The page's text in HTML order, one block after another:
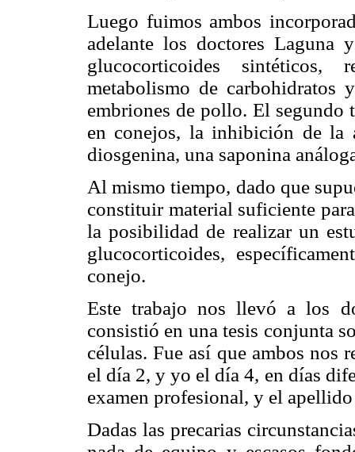
Luego fuimos ambos
adelante los doctores Laguna
glucocorticoides sintéticos,
metabolismo de
embriones de pollo. El segundo
en conejos, la inhibición de la
diosgenina, una saponina
Al mismo tiempo, dado que
constituir material suficiente
la posibilidad de realizar un
glucocorticoides,
conejo.
Este trabajo nos llevó a los
consistió en una tesis conjunta
células. Fue así que ambos nos
el día 2, y yo el día 4, en días
examen profesional, y el
Dadas las precarias